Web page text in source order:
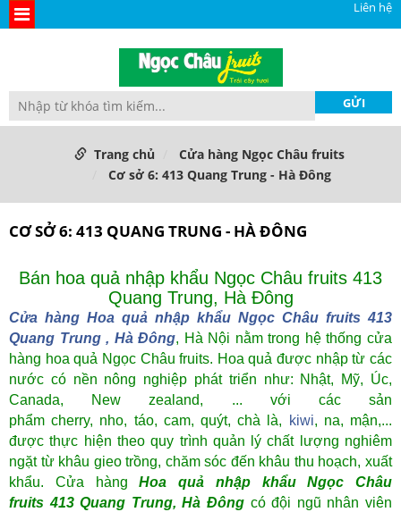
Liên hệ
Trang chủ
Cửa hàng Ngọc Châu fruits
Cơ sở 6: 413 Quang Trung - Hà Đông
CƠ SỞ 6: 413 QUANG TRUNG - HÀ ĐÔNG
Bán hoa quả nhập khẩu Ngọc Châu fruits 413
Quang Trung, Hà Đông
Cửa hàng Hoa quả nhập khẩu Ngọc Châu fruits 413
Quang Trung, Hà Đông, Hà Nội nằm trong hệ thống cửa
hàng hoa quả Ngọc Châu fruits. Hoa quả được nhập từ các
nước có nền nông nghiệp phát triển như: Nhật, Mỹ, Úc,
Canada, New zealand, ... với các sản
phẩmcherry, nho, táo, cam, quýt, chà là, kiwi, na, mận,...
được thực hiện theo quy trình quản lý chất lượng nghiêm
ngặt từ khâu gieo trồng, chăm sóc đến khâu thu hoạch, xuất
khẩu. Cửa hàngHoa quả nhập khẩu Ngọc Châu
fruits413 Quang Trung, Hà Đông có đội ngũ nhân viên